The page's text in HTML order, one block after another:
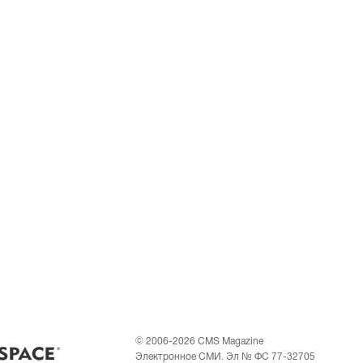
© 2006-2026 CMS Magazine
Электронное СМИ. Эл № ФС 77-32705